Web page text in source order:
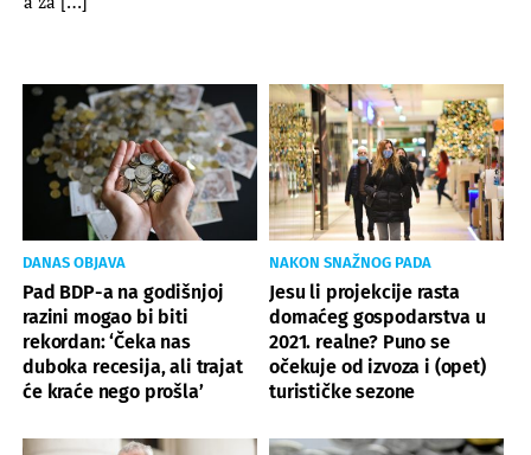
DANAS OBJAVA
Pad BDP-a na godišnjoj
razini mogao bi biti
rekordan: ‘Čeka nas
duboka recesija, ali trajat
će kraće nego prošla’
NAKON SNAŽNOG PADA
Jesu li projekcije rasta
domaćeg gospodarstva u
2021. realne? Puno se
očekuje od izvoza i (opet)
turističke sezone